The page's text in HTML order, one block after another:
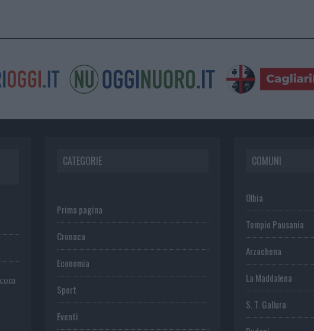
CATEGORIE
Prima pagina
Cronaca
Economia
Sport
Eventi
COMUNI
Olbia
Tempio Pausania
Arzachena
La Maddalena
S. T. Gallura